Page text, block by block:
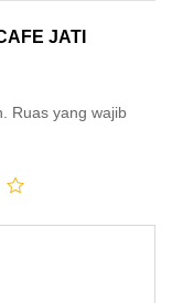
JATI
Ruas yang wajib